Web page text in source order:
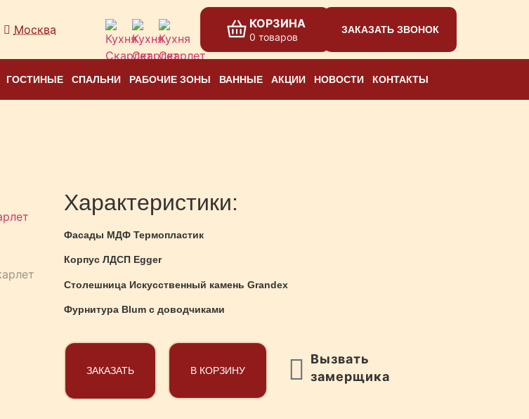
Москва КОРЗИНА
0 товаров
ЗАКАЗАТЬ ЗВОНОК
ГОСТИНЫЕ СПАЛЬНИ РАБОЧИЕ ЗОНЫ ВАННЫЕ АКЦИИ НОВОСТИ КОНТАКТЫ
Характеристики:
Фасады МДФ Термопластик
Корпус ЛДСП Egger
Столешница Искусственный камень Grandex
Фурнитура Blum с доводчиками
ЗАКАЗАТЬ В КОРЗИНУ
Вызвать
замерщика